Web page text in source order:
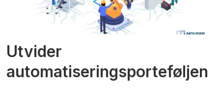
Utvider
automatiseringsporteføljen